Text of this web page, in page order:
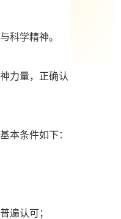
科学精神。
力量，正确认
本条件如下：
遍认可；